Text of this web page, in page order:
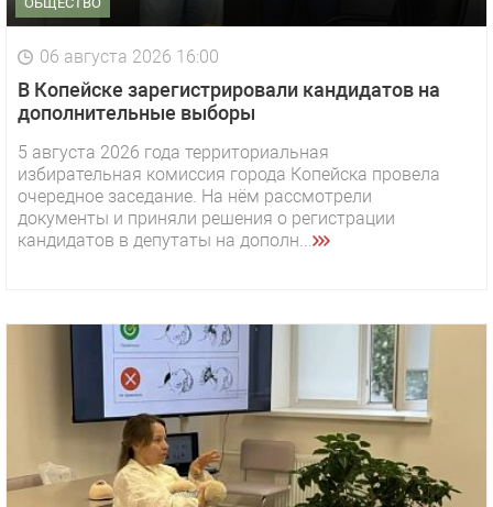
06 августа 2026 16:00
В Копейске зарегистрировали кандидатов на
дополнительные выборы
5 августа 2026 года территориальная
избирательная комиссия города Копейска провела
очередное заседание. На нём рассмотрели
документы и приняли решения о регистрации
кандидатов в депутаты на дополн...